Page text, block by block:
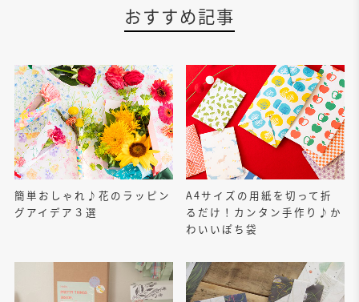
おすすめ記事
簡単おしゃれ♪花のラッピン
グアイデア３選
A4サイズの用紙を切って折
るだけ！カンタン手作り♪か
わいいぽち袋